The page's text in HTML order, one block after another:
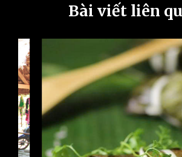
Bài viết liên